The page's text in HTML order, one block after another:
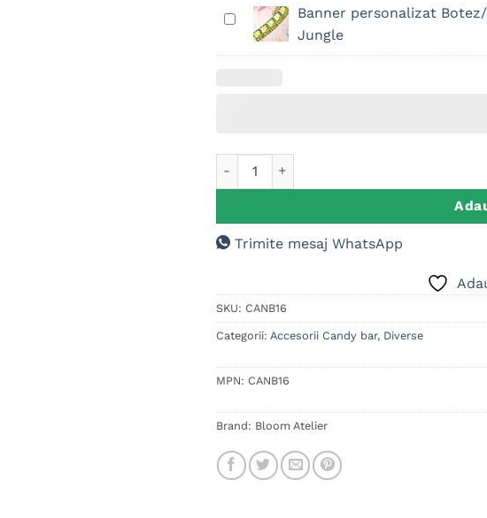
Banner
personalizat
Botez/Petrecere,
Banner personalizat
Jungle
Trimite mesaj WhatsApp
SKU: CANB16
Categorii: Accesorii Candy bar, Diverse
MPN: CANB16
Brand: Bloom Atelier